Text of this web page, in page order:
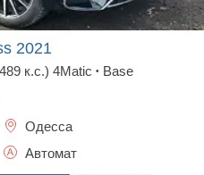
2021
к.с.) 4Matic • Base
Одесса
Автомат